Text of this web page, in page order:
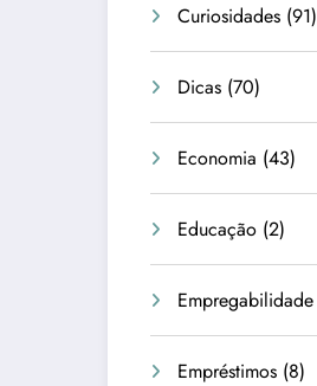
Curiosidades (91)
Dicas (70)
Economia (43)
Educação (2)
Empregabilidade
Empréstimos (8)